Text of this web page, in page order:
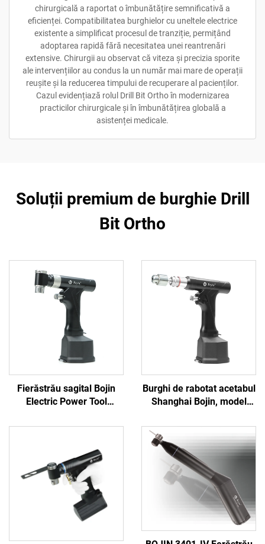
chirurgicală a raportat o îmbunătățire semnificativă a
eficienței. Compatibilitatea burghielor cu uneltele electrice
existente a simplificat procesul de tranziție, permițând
adoptarea rapidă fără necesitatea unei reantrenări
extensive. Chirurgii au observat că viteza și precizia sporite
ale intervențiilor au condus la un număr mai mare de operații
reușite și la reducerea timpului de recuperare al pacienților.
Cazul evidențiază rolul Drill Bit Ortho în modernizarea
practicilor chirurgicale și în îmbunătățirea globală a
asistenței medicale.
Soluții premium de burghie Drill
Bit Ortho
Fierăstrău sagital Bojin
Electric Power Tool
sistemul ortopedic de
traumatisme 5000
Burghi de rabotat acetabul
Shanghai Bojin, model
ortopedică, sistem
articular pentru
traumatisme 5000